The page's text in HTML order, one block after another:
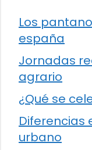
Los
españa
Jornadas
agrario
¿Qué se
Diferencias
urbano